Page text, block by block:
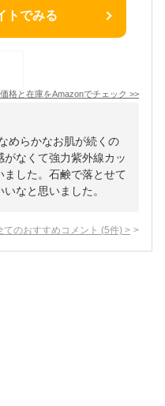
トでみる
価格と在庫をAmazonでチェック >>
めらかなお肌が続くの
なくて強力紫外線カッ
ました。石鹸で落とせて
なと思いました。
てのおすすめコメント (5件) >